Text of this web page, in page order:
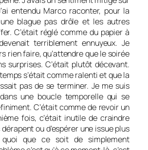
entendu Marco raconter, pour la
blague pas drôle et les autres
C’était réglé comme du papier à
terriblement ennuyeux. Je
rien faire, qu’attendre que le soirée
surprises. C’était plutôt décevant.
s’était comme ralenti et que la
pas de se terminer. Je me suis
une boucle temporelle qui se
C’était comme de revoir un
fois, c’était inutile de craindre
ou d’espérer une issue plus
quoi que ce soit de simplement